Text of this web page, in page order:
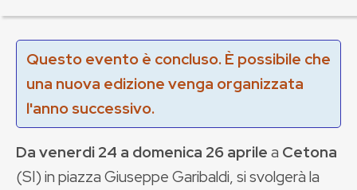
Questo evento è concluso. È possibile che
una nuova edizione venga organizzata
l'anno successivo.
Da venerdi 24 a domenica 26 aprilea Cetona
(SI) in piazza Giuseppe Garibaldi, si svolgerà la